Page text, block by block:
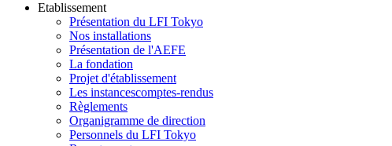
Etablissement
Présentation du LFI Tokyo
Nos installations
Présentation de l'AEFE
La fondation
Projet d'établissement
Les instancescomptes-rendus
Règlements
Organigramme de direction
Personnels du LFI Tokyo